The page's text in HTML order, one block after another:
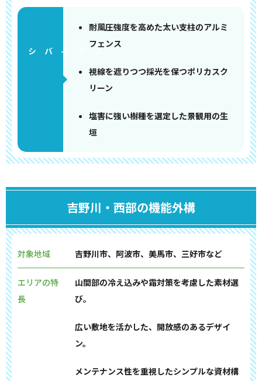
耐風圧強度を高めた太い支柱のアルミ
フェンス
視線を遮りつつ採光を保つポリカスク
リーン
塩害に強い樹種を選定した景観用の生
垣
吉野川・西部の機能外構
対象地域 吉野川市、阿波市、美馬市、三好市など
エリアの特
長
山間部の冷え込みや霜対策を考慮した素材選
び。
広い敷地を活かした、開放感のあるデザイ
ン。
メンテナンス性を重視したシンプルな資材構